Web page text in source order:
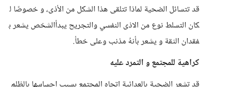
قد تتسائل الضحية لماذا تتلقى هذا الشكل من الأذى، و خصوصًا ل
كان التسلط نوع من الاذى النفسي والتجريح يبدأالشخص يشعر ب
فقدان الثقة و يشعر بأنهُ مذنب وعلى خطأ.
كراهية للمجتمع و التمرد عليه